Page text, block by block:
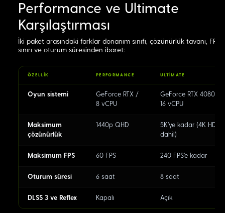
Performance ve Ultimate
Karşılaştırması
İki paket arasındaki farklar donanım sınıfı, çözünürlük tavanı, FPS
sınırı ve oturum süresinden ibaret:
ÖZELLIK PERFORMANCE ULTIMATE
Oyun sistemi
GeForce RTX /
8 vCPU
GeForce RTX 4080 /
16 vCPU
Maksimum
çözünürlük
1440p QHD
5K'ye kadar (4K HDR
dahil)
Maksimum FPS 60 FPS 240 FPS'e kadar
Oturum süresi 6 saat 8 saat
DLSS 3 ve Reflex Kapalı Açık